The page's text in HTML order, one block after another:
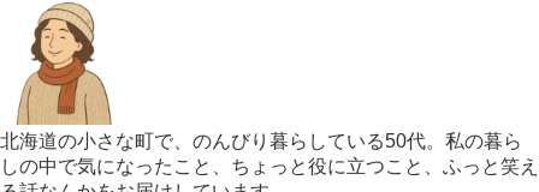
北海道の小さな町で、のんびり暮らしている50代。私の暮ら
しの中で気になったこと、ちょっと役に立つこと、ふっと笑え